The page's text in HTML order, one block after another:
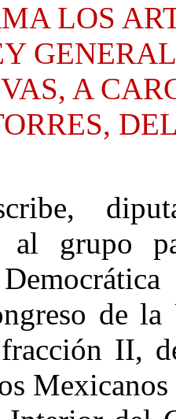
LOS
A
al grupo
de
II,